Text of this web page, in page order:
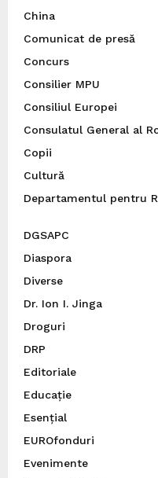
China
Comunicat de presă
Concurs
Consilier MPU
Consiliul Europei
Consulatul General al
Copii
Cultură
Departamentul pentru
DGSAPC
Diaspora
Diverse
Dr. Ion I. Jinga
Droguri
DRP
Editoriale
Educație
Esențial
EUROfonduri
Evenimente